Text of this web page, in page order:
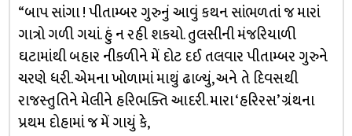
“બાપ સાંગા ! પીતામ્બર ગુરુનું આવું કથન સાંભળતાં જ મારાં
ગાત્રો ગળી ગયાં. હું ન રહી શકયો. તુલસીની મંજરિયાળી
ઘટામાંથી બહાર નીકળીને મેં દોટ દઈ તલવાર પીતામ્બર ગુરુને
ચરણે ધરી. એમના ખોળામાં માથું ઢાળ્યું, અને તે દિવસથી
રાજસ્તુતિને મેલીને હરિભક્તિ આદરી. મારા ‘હરિરસ’ ગ્રંથના
પ્રથમ દોહામાં જ મેં ગાયું કે,